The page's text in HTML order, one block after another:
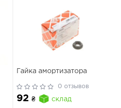
Гайка амортизатора
0 отзывов
92 ₴ склад